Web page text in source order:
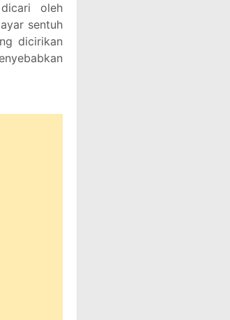
oleh
sentuh
dicirikan